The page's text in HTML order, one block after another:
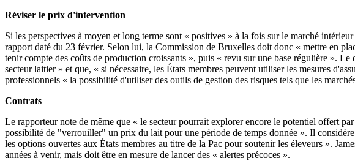
Réviser le prix d'intervention
Si les perspectives à moyen et long terme sont « positives » à la fois sur le marché
rapport daté du 23 février. Selon lui, la Commission de Bruxelles doit donc « mettre en
tenir compte des coûts de production croissants », puis « revu sur une base régulière ».
secteur laitier » et que, « si nécessaire, les États membres peuvent utiliser les mesures
professionnels « la possibilité d'utiliser des outils de gestion des risques tels que les
Contrats
Le rapporteur note de même que « le secteur pourrait explorer encore le potentiel offert
possibilité de "verrouiller" un prix du lait pour une période de temps donnée ». Il
les options ouvertes aux États membres au titre de la Pac pour soutenir les éleveurs ».
années à venir, mais doit être en mesure de lancer des « alertes précoces ».